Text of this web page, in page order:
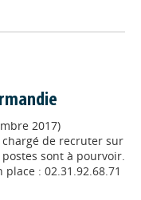
2017)
chargé de recruter sur
sont à pourvoir.
: 02.31.92.68.71